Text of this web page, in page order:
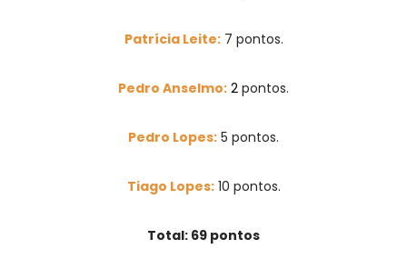
Patrícia Leite:7 pontos.
Pedro Anselmo: 2 pontos.
Pedro Lopes: 5 pontos.
Tiago Lopes:10 pontos.
Total: 69 pontos